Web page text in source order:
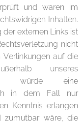
und waren im
Inhalten.
externen Links ist
nicht
Verlinkungen auf die
unseres
würde eine
in dem Fall nur
Kenntnis erlangen
zumutbar wäre, die